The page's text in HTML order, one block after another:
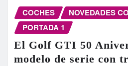
COCHES
NOVEDADES
PORTADA 1
El Golf GTI 50
modelo de serie con